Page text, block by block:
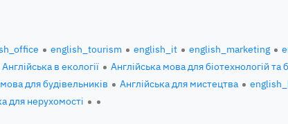
english_tourism english_it english_marketing
Англійська в екології
Англійська мова для біотехнологій та
для будівельників Англійська для мистецтва
для нерухомості